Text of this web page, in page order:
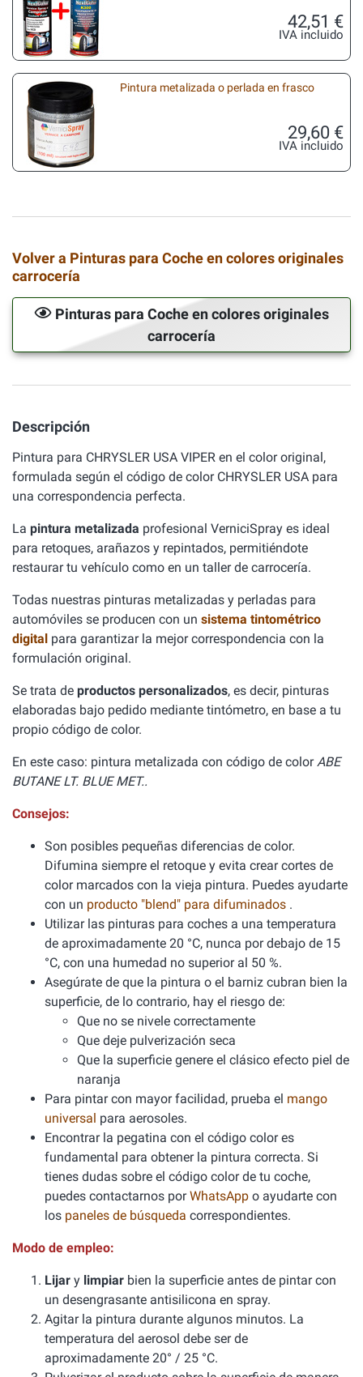
42,51 €
IVA incluido
Pintura metalizada o perlada en frasco
29,60 €
IVA incluido
Volver a Pinturas para Coche en colores originales
carrocería
Pinturas para Coche en colores originales
carrocería
Descripción
Pintura para CHRYSLER USA VIPER en el color original,
formulada según el código de color CHRYSLER USA para
una correspondencia perfecta.
La pintura metalizada profesional VerniciSpray es ideal
para retoques, arañazos y repintados, permitiéndote
restaurar tu vehículo como en un taller de carrocería.
Todas nuestras pinturas metalizadas y perladas para
automóviles se producen con un sistema tintométrico
digital para garantizar la mejor correspondencia con la
formulación original.
Se trata de productos personalizados, es decir, pinturas
elaboradas bajo pedido mediante tintómetro, en base a tu
propio código de color.
En este caso: pintura metalizada con código de colorABE
BUTANE LT. BLUE MET..
Consejos:
Son posibles pequeñas diferencias de color.
Difumina siempre el retoque y evita crear cortes de
color marcados con la vieja pintura. Puedes ayudarte
con un producto "blend" para difuminados .
Utilizar las pinturas para coches a una temperatura
de aproximadamente 20 °C, nunca por debajo de 15
°C, con una humedad no superior al 50 %.
Asegúrate de que la pintura o el barniz cubran bien la
superficie, de lo contrario, hay el riesgo de:
Que no se nivele correctamente
Que deje pulverización seca
Que la superficie genere el clásico efecto piel de
naranja
Para pintar con mayor facilidad, prueba el mango
universal para aerosoles.
Encontrar la pegatina con el código color es
fundamental para obtener la pintura correcta. Si
tienes dudas sobre el código color de tu coche,
puedes contactarnos porWhatsApp o ayudarte con
los paneles de búsqueda correspondientes.
Modo de empleo:
Lijar y limpiar bien la superficie antes de pintar con
un desengrasante antisilicona en spray.
Agitar la pintura durante algunos minutos. La
temperatura del aerosol debe ser de
aproximadamente 20° / 25 °C.